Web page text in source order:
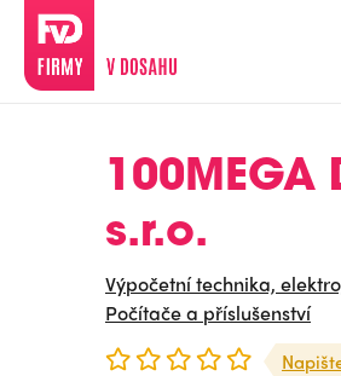
s.r.o.
Výpočetní technika,
Počítače a příslušenství